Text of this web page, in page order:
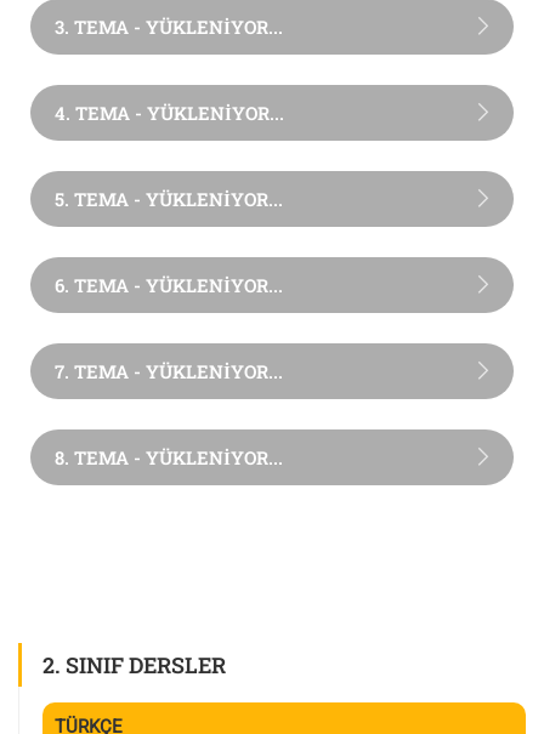
3. TEMA - YÜKLENİYOR...
4. TEMA - YÜKLENİYOR...
5. TEMA - YÜKLENİYOR...
6. TEMA - YÜKLENİYOR...
7. TEMA - YÜKLENİYOR...
8. TEMA - YÜKLENİYOR...
2. SINIF DERSLER
TÜRKÇE